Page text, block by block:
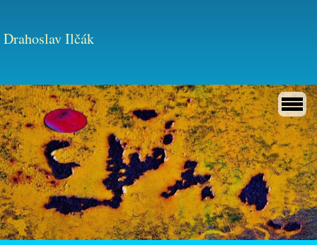
Drahoslav Ilčák